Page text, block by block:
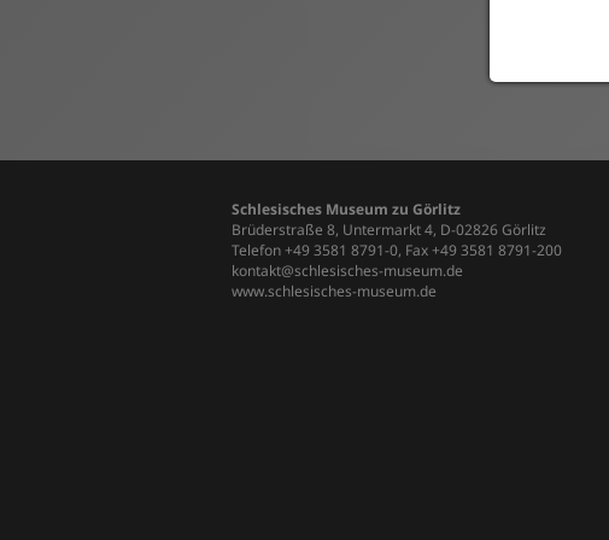
Schlesisches Museum zu Görlitz
Brüderstraße 8, Untermarkt 4, D-02826 Görlitz
Telefon +49 3581 8791-0, Fax +49 3581 8791-200
kontakt@schlesisches-museum.de
www.schlesisches-museum.de